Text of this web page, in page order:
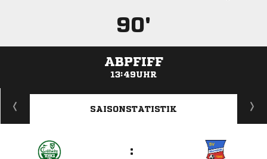
90'
ABPFIFF
13:49UHR
ANZEIGE
SAISONSTATISTIK
: